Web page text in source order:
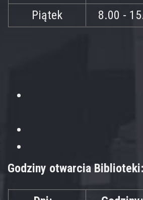
Piątek
8.00 -
Godziny otwarcia Biblioteki: